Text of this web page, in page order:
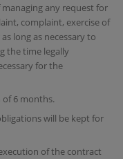
any request for
complaint, exercise of
long as necessary to
the time legally
for the
of 6 months.
will be kept for
of the contract